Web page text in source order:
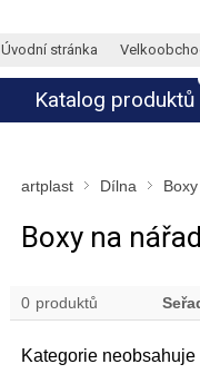
Úvodní stránka
Katalog produktů
artplast Dílna
Boxy na
produktů
0
Kategorie neobsahuje